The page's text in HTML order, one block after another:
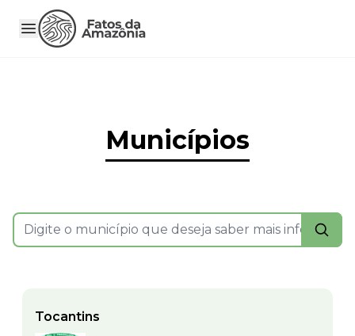
Municípios
Tocantins